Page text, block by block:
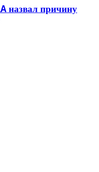
назвал причину